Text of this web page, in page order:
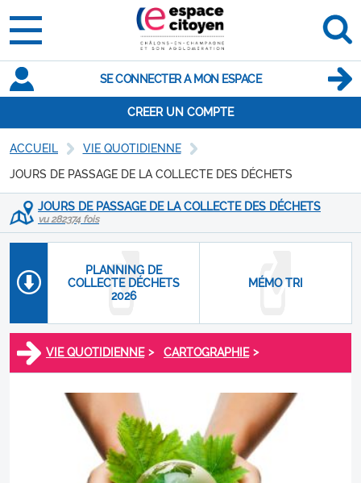
SE CONNECTER A MON ESPACE
CREER UN COMPTE
ACCUEIL
VIE QUOTIDIENNE
JOURS DE PASSAGE DE LA COLLECTE DES DÉCHETS
JOURS DE PASSAGE DE LA COLLECTE DES DÉCHETS
vu 282374 fois
PLANNING DE
COLLECTE DÉCHETS
2026
MÉMO TRI
VIE QUOTIDIENNE > CARTOGRAPHIE >